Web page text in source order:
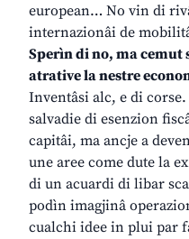
european… No vin di
internazionâi de
Sperìn di no, ma
atrative la nestre
Inventâsi alc, e di
salvadie di esenzion
capitâi, ma ancje a
une aree come dute la
di un acuardi di libar
podìn imagjinâ
cualchi idee in plui par